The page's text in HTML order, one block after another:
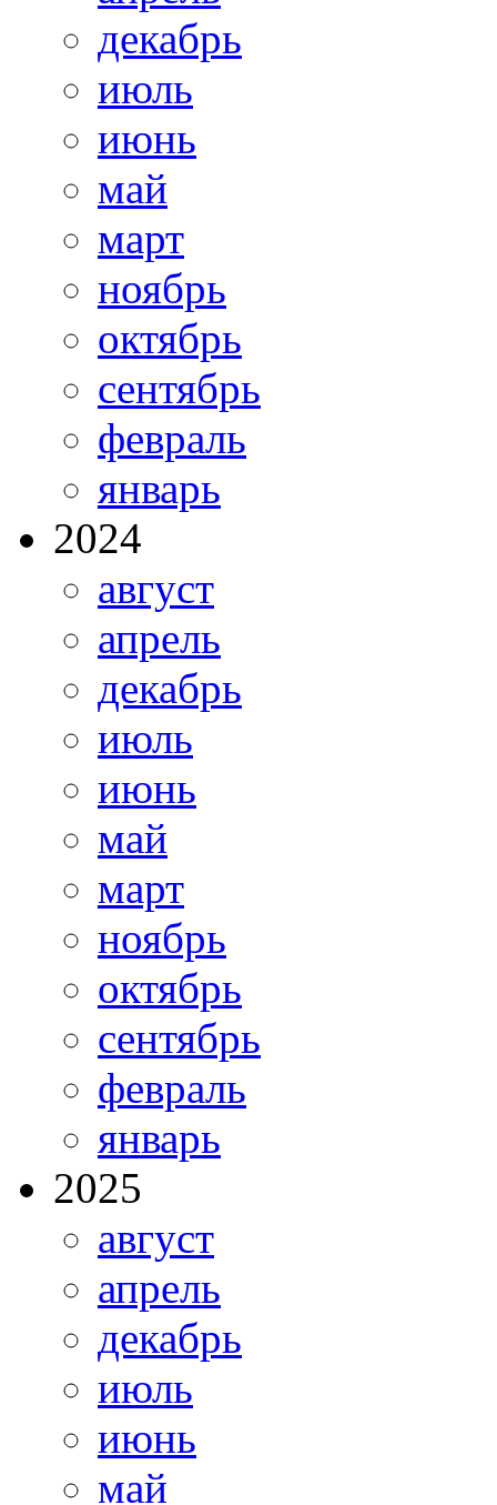
декабрь
июль
июнь
май
март
ноябрь
октябрь
сентябрь
февраль
январь
2024
август
апрель
декабрь
июль
июнь
май
март
ноябрь
октябрь
сентябрь
февраль
январь
2025
август
апрель
декабрь
июль
июнь
май